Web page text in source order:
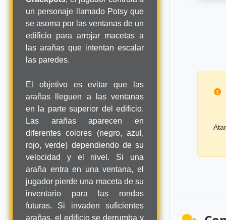
un personaje llamado Potsy que
se asoma por las ventanas de un
edificio para arrojar macetas a
las arañas que intentan escalar
las paredes.
El objetivo es evitar que las
arañas lleguen a las ventanas
en la parte superior del edificio.
Las arañas aparecen en
diferentes colores (negro, azul,
rojo, verde) dependiendo de su
velocidad y el nivel. Si una
araña entra en una ventana, el
jugador pierde una maceta de su
inventario para las rondas
futuras. Si invaden suficientes
arañas, el edificio se derrumba y